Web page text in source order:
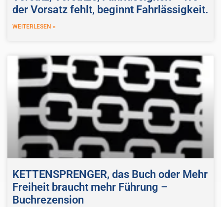
der Vorsatz fehlt, beginnt Fahrlässigkeit.
WEITERLESEN »
KETTENSPRENGER, das Buch oder Mehr
Freiheit braucht mehr Führung –
Buchrezension